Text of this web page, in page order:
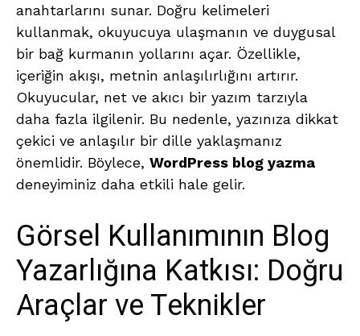
anahtarlarını sunar. Doğru kelimeleri
kullanmak, okuyucuya ulaşmanın ve duygusal
bir bağ kurmanın yollarını açar. Özellikle,
içeriğin akışı, metnin anlaşılırlığını artırır.
Okuyucular, net ve akıcı bir yazım tarzıyla
daha fazla ilgilenir. Bu nedenle, yazınıza dikkat
çekici ve anlaşılır bir dille yaklaşmanız
önemlidir. Böylece, WordPress blog yazma
deneyiminiz daha etkili hale gelir.
Görsel Kullanımının Blog
Yazarlığına Katkısı: Doğru
Araçlar ve Teknikler